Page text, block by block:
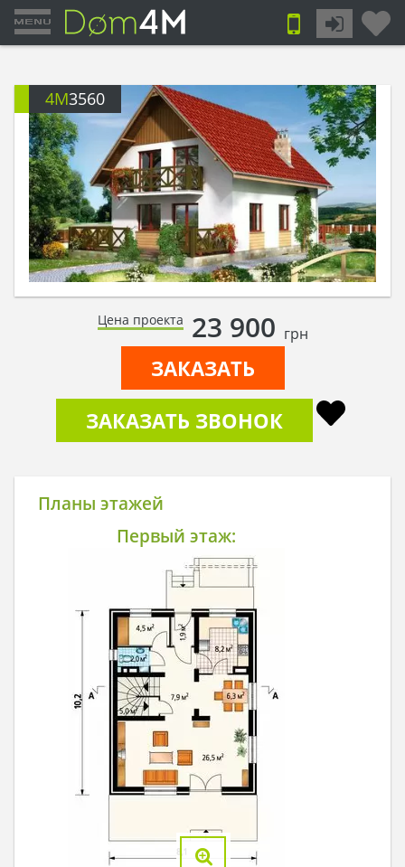
4M3560
Цена проекта 23 900 грн
ЗАКАЗАТЬ
ЗАКАЗАТЬ ЗВОНОК
Планы этажей
Первый этаж: